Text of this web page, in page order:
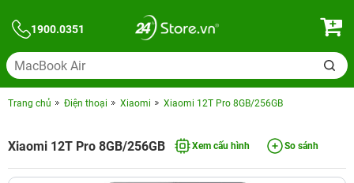
1900.0351
Trang chủ Điện thoại Xiaomi Xiaomi 12T Pro 8GB/256GB
Xiaomi 12T Pro 8GB/256GB Xem cấu hình So sánh